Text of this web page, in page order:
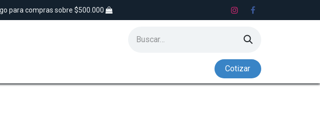
para compras sobre $500.000
NADO CONTRACORRIENTE
Co​​tiz​​​​​​​​​​ar